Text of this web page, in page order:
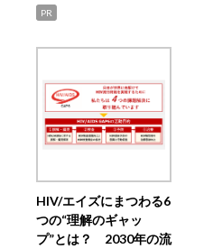
PR
HIV/エイズにまつわる6
つの“理解のギャッ
プ”とは？ 2030年の流